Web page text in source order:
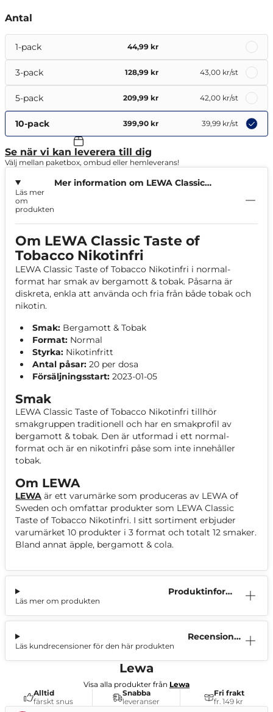
Antal
1-pack 44,99 kr
3-pack 128,99 kr 43,00 kr/st
5-pack 209,99 kr 42,00 kr/st
10-pack 399,90 kr 39,99 kr/st
Se när vi kan leverera till dig
Välj mellan paketbox, ombud eller hemleverans!
Mer information om LEWA Classic
Läs mer
om
produkten
Om LEWA Classic Taste of
Tobacco Nikotinfri
LEWA Classic Taste of Tobacco Nikotinfri i normal-
format har smak av bergamott & tobak. Påsarna är
diskreta, enkla att använda och fria från både tobak och
nikotin.
Smak: Bergamott & Tobak
Format: Normal
Styrka: Nikotinfritt
Antal påsar: 20 per dosa
Försäljningsstart: 2023-01-05
Smak
LEWA Classic Taste of Tobacco Nikotinfri tillhör
smakgruppen traditionell och har en smakprofil av
bergamott & tobak. Den är utformad i ett normal-
format och är en nikotinfri påse som inte innehåller
tobak.
Om LEWA
LEWA är ett varumärke som produceras av LEWA of
Sweden och omfattar produkter som LEWA Classic
Taste of Tobacco Nikotinfri. I sitt sortiment erbjuder
varumärket 10 produkter i 3 format och totalt 12 smaker.
Bland annat äpple, bergamott & cola.
Produktinform
Läs mer om produkten
Recensioner
Läs kundrecensioner för den här produkten
Lewa
Visa alla produkter från Lewa
Alltid
färskt snus
Snabba
leveranser
Fri frakt
fr. 149 kr